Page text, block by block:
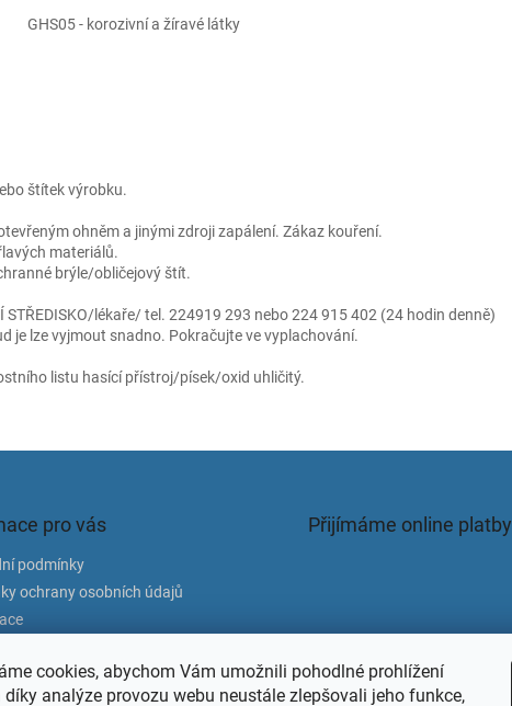
cookies, abychom Vám umožnili pohodlné prohlížení
díky analýze provozu webu neustále zlepšovali jeho funkce,
GHS05 - korozivní a žíravé látky
štítek výrobku.
ohněm a jinými zdroji zapálení. Zákaz kouření.
materiálů.
brýle/obličejový štít.
STŘEDISKO/lékaře/ tel. 224919 293 nebo 224 915 402 (24 hodin denně)
je lze vyjmout snadno. Pokračujte ve vyplachování.
listu hasící přístroj/písek/oxid uhličitý.
pro vás
podmínky
ochrany osobních údajů
Přijímáme online platby